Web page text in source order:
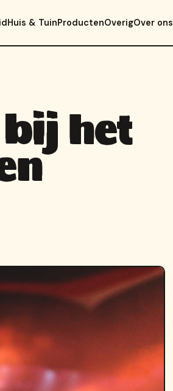
Huis & TuinProductenOverigOver ons
het